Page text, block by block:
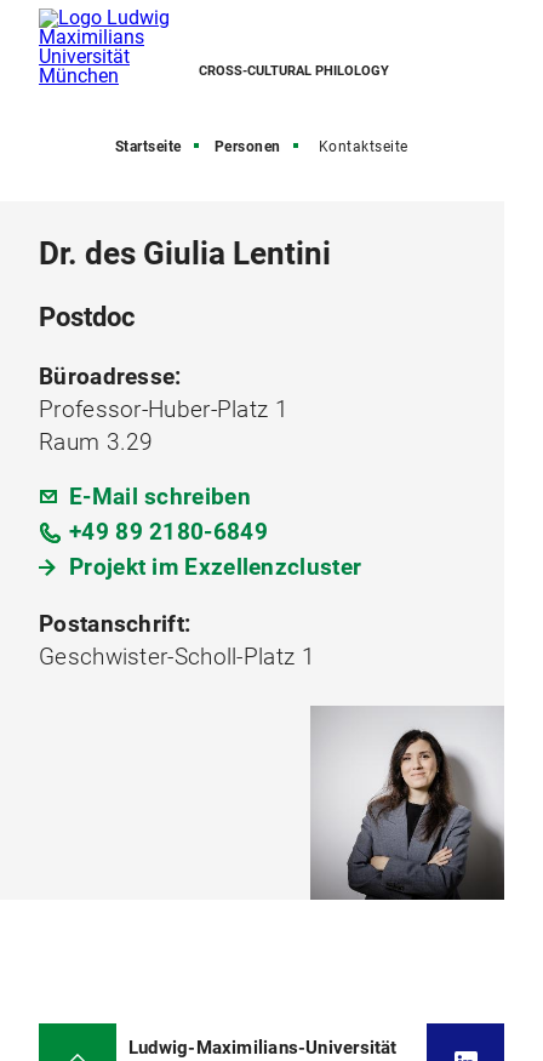
CROSS-CULTURAL PHILOLOGY
Startseite Personen Kontaktseite
Dr. des Giulia Lentini
Postdoc
Büroadresse:
Professor-Huber-Platz 1
Raum 3.29
E-Mail schreiben
+49 89 2180-6849
Projekt im Exzellenzcluster
Postanschrift:
Geschwister-Scholl-Platz 1
Ludwig-Maximilians-Universität